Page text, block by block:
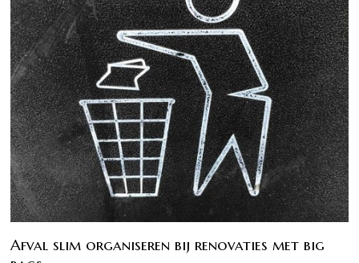
Afval slim organiseren bij renovaties met big